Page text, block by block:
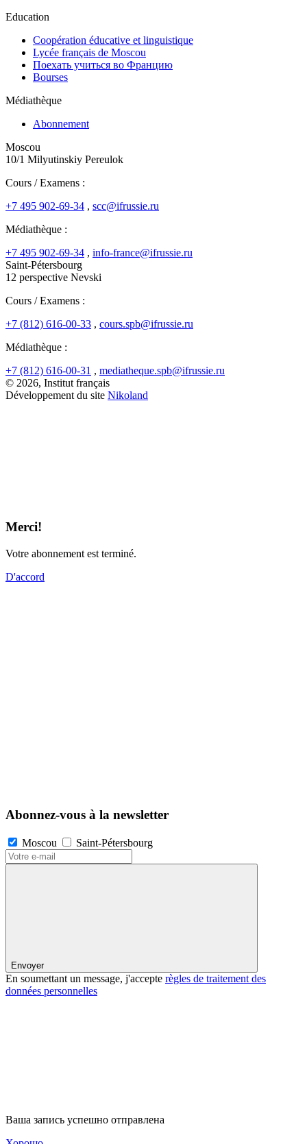
Education
Coopération éducative et linguistique
Lycée français de Moscou
Поехать учиться во Францию
Bourses
Médiathèque
Abonnement
Moscou
10/1 Milyutinskiy Pereulok
Cours / Examens :
+7 495 902-69-34 , scc@ifrussie.ru
Médiathèque :
+7 495 902-69-34 , info-france@ifrussie.ru
Saint-Pétersbourg
12 perspective Nevski
Cours / Examens :
+7 (812) 616-00-33 , cours.spb@ifrussie.ru
Médiathèque :
+7 (812) 616-00-31 , mediatheque.spb@ifrussie.ru
© 2026, Institut français
Développement du site Nikoland
Merci!
Votre abonnement est terminé.
D'accord
Abonnez-vous à la newsletter
Moscou Saint-Pétersbourg
Envoyer
En soumettant un message, j'accepte règles de traitement des
données personnelles
Ваша запись успешно отправлена